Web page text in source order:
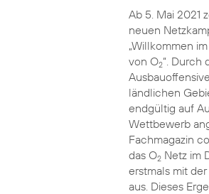
Ab 5. Mai 2021
neuen
„Willkommen
von O2“. Durch
ländlichen
endgültig auf
Wettbewerb
Fachmagazin
das O2Netz im
erstmals mit
aus. Dieses